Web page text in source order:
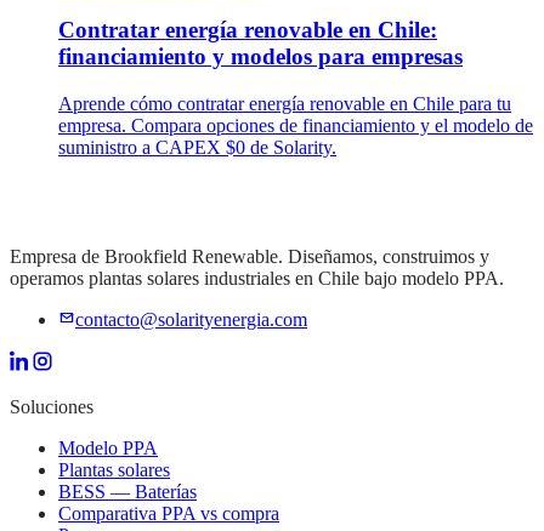
Contratar energía renovable en Chile:
financiamiento y modelos para empresas
Aprende cómo contratar energía renovable en Chile para tu
empresa. Compara opciones de financiamiento y el modelo de
suministro a CAPEX $0 de Solarity.
Empresa de Brookfield Renewable. Diseñamos, construimos y
operamos plantas solares industriales en Chile bajo modelo PPA.
contacto@solarityenergia.com
Soluciones
Modelo PPA
Plantas solares
BESS — Baterías
Comparativa PPA vs compra